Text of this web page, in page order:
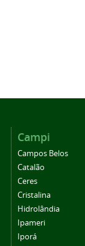
Campi
Campos Belos
Catalão
Ceres
Cristalina
Hidrolândia
Ipameri
Iporá